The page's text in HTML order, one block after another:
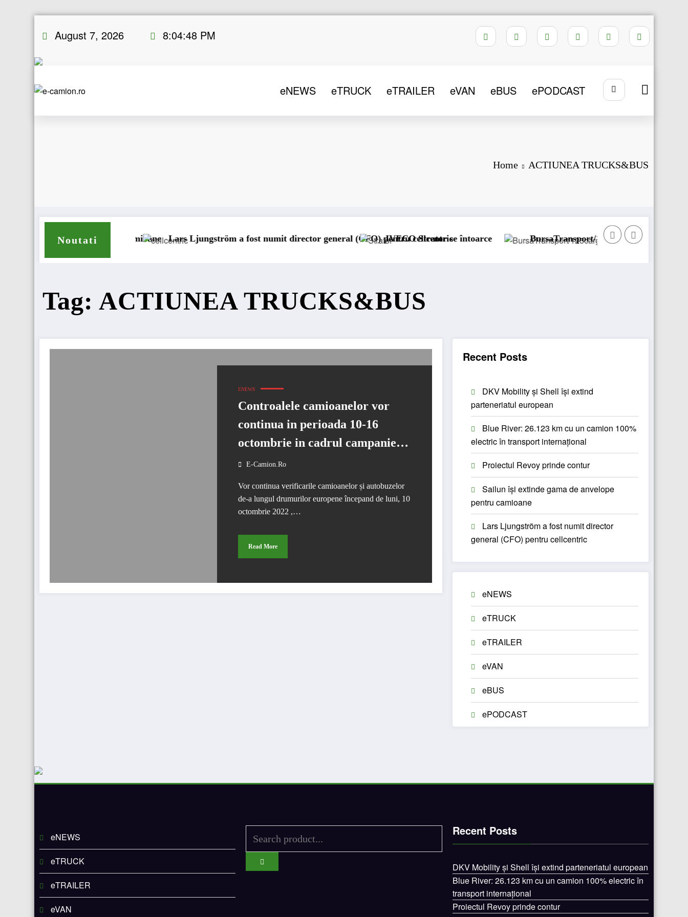
August 7, 2026 8:04:48 PM
eNEWS eTRUCK eTRAILER eVAN eBUS ePODCAST
Home ACTIUNEA TRUCKS&BUS
Noutati
pentru camioane Lars Ljungström a fost numit director general (CFO) pentru cellcentric
IVECO Strator se întoarce BursaTransport/123cargo introduce o nouă
Tag: ACTIUNEA TRUCKS&BUS
ENEWS
Controalele camioanelor vor
continua in perioada 10-16
octombrie in cadrul campaniei
Truck&Bus
E-Camion.ro
Vor continua verificarile camioanelor și autobuzelor
de-a lungul drumurilor europene începand de luni, 10
octombrie 2022 ,…
Read More
Recent Posts
DKV Mobility și Shell își extind
parteneriatul european
Blue River: 26.123 km cu un camion 100%
electric în transport internațional
Proiectul Revoy prinde contur
Sailun își extinde gama de anvelope
pentru camioane
Lars Ljungström a fost numit director
general (CFO) pentru cellcentric
eNEWS
eTRUCK
eTRAILER
eVAN
eBUS
ePODCAST
eNEWS
eTRUCK
eTRAILER
eVAN
Recent Posts
DKV Mobility și Shell își extind parteneriatul european
Blue River: 26.123 km cu un camion 100% electric în
transport internațional
Proiectul Revoy prinde contur